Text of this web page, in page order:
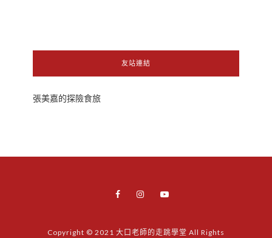
友站連結
張美嘉的探險食旅
Copyright © 2021 大口老師的走跳學堂 All Rights